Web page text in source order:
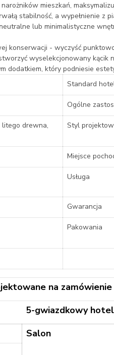
mieszkań,
stabilność, a wypełnienie z
lub minimalistyczne
konserwacji - wyczyść
wyselekcjonowany kącik
dodatkiem, który podniesie
Standard
Ogólne
drewna,
Styl
Miejsce
Usługa
Gwarancja
Pakowania
na
5-gwiazdkowy hotel
Salon